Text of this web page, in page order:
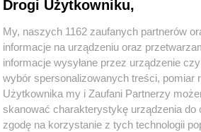
Polityka
Drogi Użytkowniku,
My, naszych 1162 zaufanych partnerów
informacje na urządzeniu oraz
informacje wysyłane przez urządzenie
wybór spersonalizowanych treści, pomiar
Użytkownika my i Zaufani Partnerzy
skanować charakterystykę urządzenia
zgodę na korzystanie z tych technologii